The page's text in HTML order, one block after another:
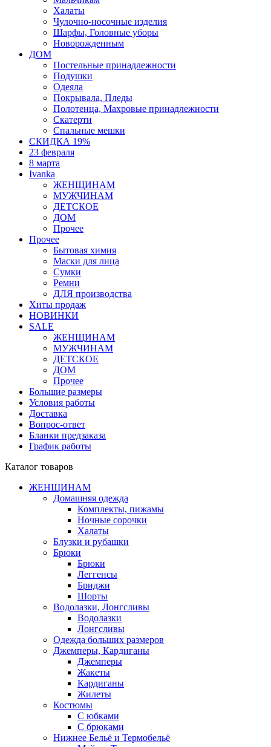
Халаты
Чулочно-носочные изделия
Шарфы, Головные уборы
Новорожденным
ДОМ
Постельные принадлежности
Подушки
Одеяла
Покрывала, Пледы
Полотенца, Махровые принадлежности
Скатерти
Спальные мешки
СКИДКА 19%
23 февраля
8 марта
Ivanka
ЖЕНЩИНАМ
МУЖЧИНАМ
ДЕТСКОЕ
ДОМ
Прочее
Прочее
Бытовая химия
Маски для лица
Сумки
Ремни
ДЛЯ производства
Хиты продаж
НОВИНКИ
SALE
ЖЕНЩИНАМ
МУЖЧИНАМ
ДЕТСКОЕ
ДОМ
Прочее
Большие размеры
Условия работы
Доставка
Вопрос-ответ
Бланки предзаказа
График работы
Каталог товаров
ЖЕНЩИНАМ
Домашняя одежда
Комплекты, пижамы
Ночные сорочки
Халаты
Блузки и рубашки
Брюки
Брюки
Леггенсы
Бриджи
Шорты
Водолазки, Лонгсливы
Водолазки
Лонгсливы
Одежда больших размеров
Джемперы, Кардиганы
Джемперы
Жакеты
Кардиганы
Жилеты
Костюмы
С юбками
С брюками
Нижнее Бельё и Термобельё